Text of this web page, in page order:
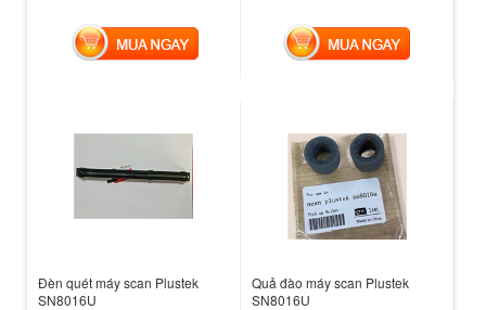
MUA NGAY MUA NGAY
Đèn quét máy scan Plustek
SN8016U
Quả đào máy scan Plustek
SN8016U